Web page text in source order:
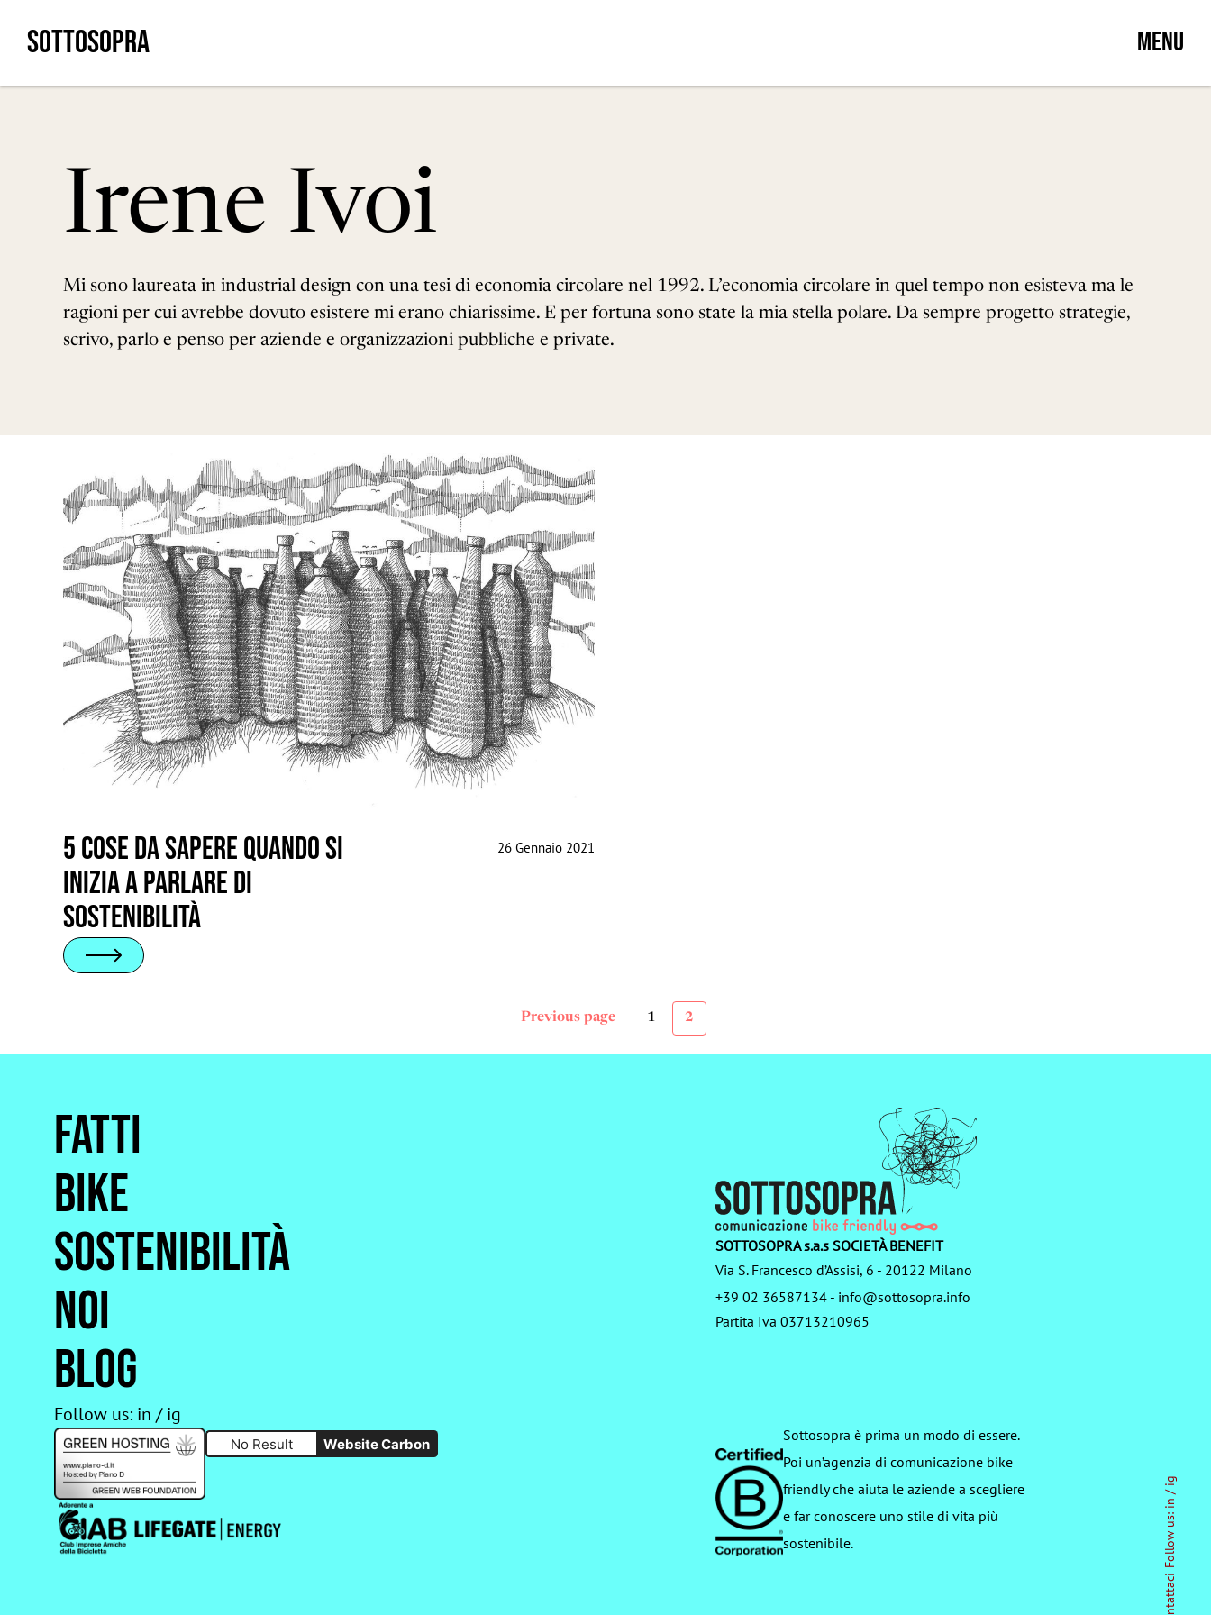
SOTTOSOPRA MENU
Contattaci
-
Follow us:
in
/
ig
Irene Ivoi
Mi sono laureata in industrial design con una tesi di economia circolare nel 1992. L’economia circolare in quel tempo non esisteva ma le
ragioni per cui avrebbe dovuto esistere mi erano chiarissime. E per fortuna sono state la mia stella polare. Da sempre progetto strategie,
scrivo, parlo e penso per aziende e organizzazioni pubbliche e private.
5 cose da sapere quando si
inizia a parlare di
sostenibilità
26 Gennaio 2021
Paginazione
Previous page
Page
1
Page
2
Fatti
Bike
Sostenibilità
Noi
Blog
SOTTOSOPRA s.a.s SOCIETÀ BENEFIT
Via S. Francesco d’Assisi, 6 - 20122 Milano
+39 02 36587134 - info@sottosopra.info
Partita Iva 03713210965
Follow us: in /ig
No Result Website Carbon
Sottosopra è prima un modo di essere.
Poi un’agenzia di comunicazione bike
friendly che aiuta le aziende a scegliere
e far conoscere uno stile di vita più
sostenibile.